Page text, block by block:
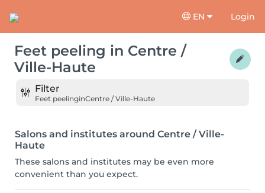
EN Login
Feet peeling in Centre /
Ville-Haute
Filter
Feet peelinginCentre / Ville-Haute
Salons and institutes around Centre / Ville-
Haute
These salons and institutes may be even more
convenient than you expect.